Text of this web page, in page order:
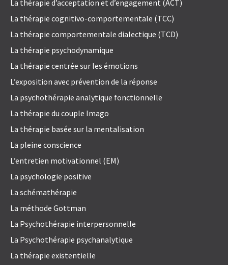
La thérapie d’acceptation et d’engagement (ACT)
La thérapie cognitivo-comportementale (TCC)
La thérapie comportementale dialectique (TCD)
La thérapie psychodynamique
La thérapie centrée sur les émotions
L’exposition avec prévention de la réponse
La psychothérapie analytique fonctionnelle
La thérapie du couple Imago
La thérapie basée sur la mentalisation
La pleine conscience
L’entretien motivationnel (EM)
La psychologie positive
La schémathérapie
La méthode Gottman
La Psychothérapie interpersonnelle
La Psychothérapie psychanalytique
La thérapie existentielle